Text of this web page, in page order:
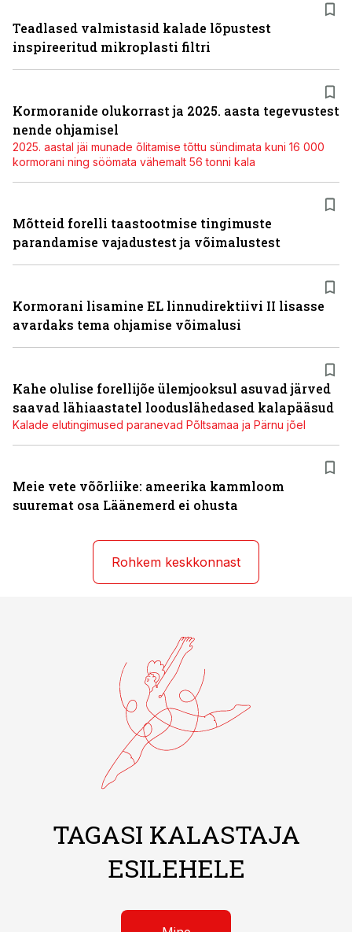
Teadlased valmistasid kalade lõpustest
inspireeritud mikroplasti filtri
Kormoranide olukorrast ja 2025. aasta tegevustest
nende ohjamisel
2025. aastal jäi munade õlitamise tõttu sündimata kuni 16 000
kormorani ning söömata vähemalt 56 tonni kala
Mõtteid forelli taastootmise tingimuste
parandamise vajadustest ja võimalustest
Kormorani lisamine EL linnudirektiivi II lisasse
avardaks tema ohjamise võimalusi
Kahe olulise forellijõe ülemjooksul asuvad järved
saavad lähiaastatel looduslähedased kalapääsud
Kalade elutingimused paranevad Põltsamaa ja Pärnu jõel
Meie vete võõrliike: ameerika kammloom
suuremat osa Läänemerd ei ohusta
Rohkem keskkonnast
TAGASI KALASTAJA
ESILEHELE